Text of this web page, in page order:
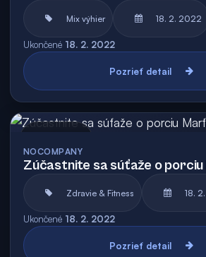
Mix výhier 18. 2. 2022
Ukončené 18. 2. 2022
Pozrieť detail
NOCOMPANY
Zúčastnite sa súťaže o
Zdravie & Fitness 18.
Ukončené 18. 2. 2022
Pozrieť detail